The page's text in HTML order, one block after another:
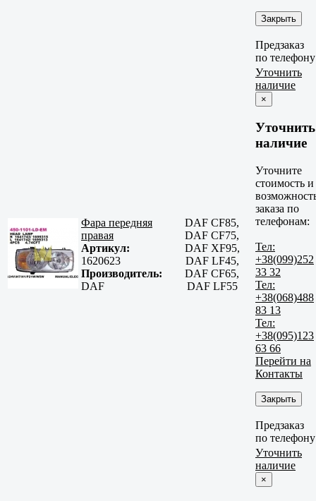
Закрыть
Предзаказ
по телефону
Фара передняя
правая
Артикул:
1620623
Производитель:
DAF
DAF CF85,
DAF CF75,
DAF XF95,
DAF LF45,
DAF CF65,
DAF LF55
Уточнить
наличие
×
Уточнить
наличие
Уточните
стоимость и
заказа по
телефонам:
Тел:
+38(099)252
33 32
Тел:
+38(068)488
83 13
Тел:
+38(095)123
63 66
Перейти на
Контакты
Закрыть
Предзаказ
по телефону
Уточнить
наличие
×